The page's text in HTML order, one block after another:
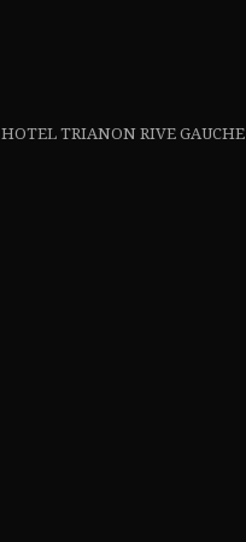
HOTEL TRIANON RIVE GAUCHE